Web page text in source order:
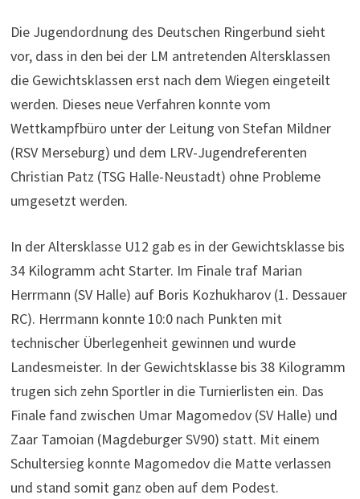
Die Jugendordnung des Deutschen Ringerbund sieht
vor, dass in den bei der LM antretenden Altersklassen
die Gewichtsklassen erst nach dem Wiegen eingeteilt
werden. Dieses neue Verfahren konnte vom
Wettkampfbüro unter der Leitung von Stefan Mildner
(RSV Merseburg) und dem LRV-Jugendreferenten
Christian Patz (TSG Halle-Neustadt) ohne Probleme
umgesetzt werden.
In der Altersklasse U12 gab es in der Gewichtsklasse bis
34 Kilogramm acht Starter. Im Finale traf Marian
Herrmann (SV Halle) auf Boris Kozhukharov (1. Dessauer
RC). Herrmann konnte 10:0 nach Punkten mit
technischer Überlegenheit gewinnen und wurde
Landesmeister. In der Gewichtsklasse bis 38 Kilogramm
trugen sich zehn Sportler in die Turnierlisten ein. Das
Finale fand zwischen Umar Magomedov (SV Halle) und
Zaar Tamoian (Magdeburger SV90) statt. Mit einem
Schultersieg konnte Magomedov die Matte verlassen
und stand somit ganz oben auf dem Podest.